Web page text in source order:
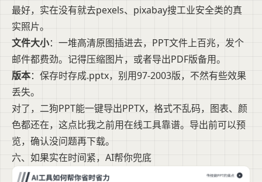
最好，实在没有就去pexels、pixabay搜工业安全类的真
实照片。
文件大小：一堆高清原图插进去，PPT文件上百兆，发个
邮件都费劲。记得压缩图片，或者导出PDF版备用。
版本：保存时存成.pptx，别用97-2003版，不然有些效果
丢失。
对了，二狗PPT能一键导出PPTX，格式不乱码，图表、颜
色都还在，这点比我之前用在线工具靠谱。导出前可以预
览，确认没问题再下载。
六、如果实在时间紧，AI帮你兜底